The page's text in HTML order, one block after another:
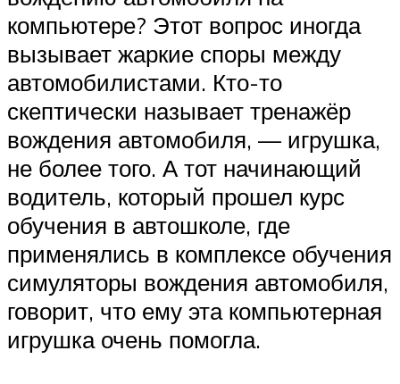
Меню
компьютере? Этот вопрос иногда
вызывает жаркие споры между
автомобилистами. Кто-то
скептически называет тренажёр
вождения автомобиля, — игрушка,
не более того. А тот начинающий
водитель, который прошел курс
обучения в автошколе, где
применялись в комплексе обучения
симуляторы вождения автомобиля,
говорит, что ему эта компьютерная
игрушка очень помогла.